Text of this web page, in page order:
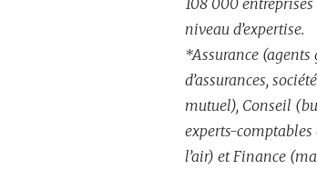
108 000
niveau d’expertise.
*Assurance (agents
d’assurances,
mutuel), Conseil
experts-
l’air) et Finance